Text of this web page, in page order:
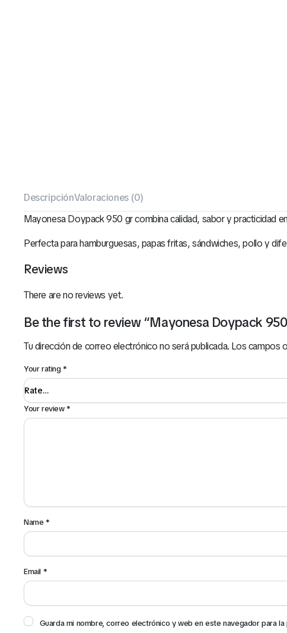
DescripciónValoraciones (0)
Mayonesa Doypack 950 gr combina calidad, sabor y practicidad
Perfecta para hamburguesas, papas fritas, sándwiches, pollo y
Reviews
There are no reviews yet.
Be the first to review “Mayonesa Doypack
Tu dirección de correo electrónico no será publicada. Los campos
Your rating*
Your review*
Name*
Email *
Guarda mi nombre, correo electrónico y web en este navegador para